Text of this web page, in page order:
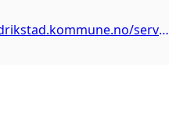
https://arcgis.fredrikstad.kommune.no/server/rest/services/MiljoLandbruk/Miljodata/MapServer/7